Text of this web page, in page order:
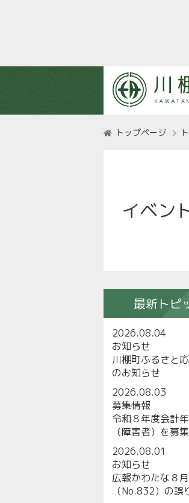
トップページ
イベン
最新トピ
2026.08.04
お知らせ
川棚町ふるさと
のお知らせ
2026.08.03
募集情報
令和８年度会計
（障害者）を募
2026.08.01
お知らせ
広報かわたな８
（No.832）の誤